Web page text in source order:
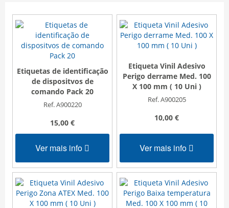
Etiquetas de identificação
de dispositvos de
comando Pack 20
Ref. A900220
15,00 €
Ver mais info
Etiqueta Vinil Adesivo
Perigo derrame Med. 100
X 100 mm ( 10 Uni )
Ref. A900205
10,00 €
Ver mais info